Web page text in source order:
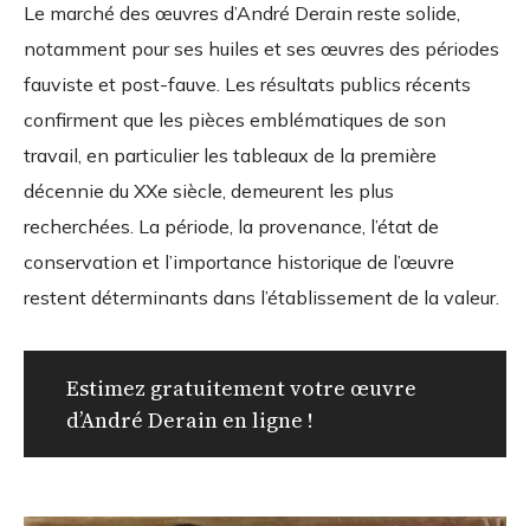
Le marché des œuvres d’André Derain reste solide,
notamment pour ses huiles et ses œuvres des périodes
fauviste et post-fauve. Les résultats publics récents
confirment que les pièces emblématiques de son
travail, en particulier les tableaux de la première
décennie du XXe siècle, demeurent les plus
recherchées. La période, la provenance, l’état de
conservation et l’importance historique de l’œuvre
restent déterminants dans l’établissement de la valeur.
Estimez gratuitement votre œuvre
d’André Derain en ligne !